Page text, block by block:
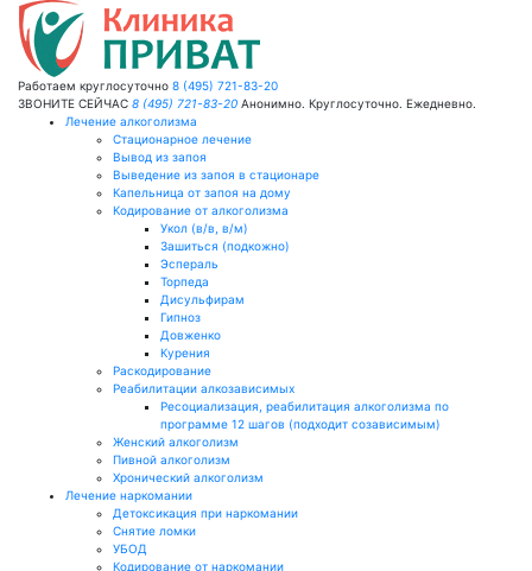
Работаем круглосуточно 8 (495) 721-83-20
ЗВОНИТЕ СЕЙЧАС 8 (495) 721-83-20 Анонимно. Круглосуточно. Ежедневно.
Лечение алкоголизма
Стационарное лечение
Вывод из запоя
Выведение из запоя в стационаре
Капельница от запоя на дому
Кодирование от алкоголизма
Укол (в/в, в/м)
Зашиться (подкожно)
Эспераль
Торпеда
Дисульфирам
Гипноз
Довженко
Курения
Раскодирование
Реабилитации алкозависимых
Ресоциализация, реабилитация алкоголизма по
программе 12 шагов (подходит созависимым)
Женский алкоголизм
Пивной алкоголизм
Хронический алкоголизм
Лечение наркомании
Детоксикация при наркомании
Снятие ломки
УБОД
Кодирование от наркомании